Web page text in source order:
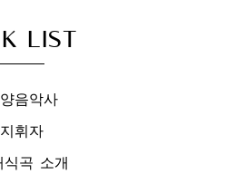
LIST
음악사
지휘자
식곡 소개